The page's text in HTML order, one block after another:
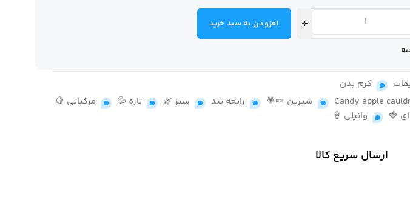
افزودن به سبد خرید
,
کرم بدن
Candy apple
, شیرین 🍬💗 , رایحه تند , سبز 🌿 , تازه 💦 ,
مرکباتی 🍋
🍓
, وانیلی 🍦
ارسال سریع کالا